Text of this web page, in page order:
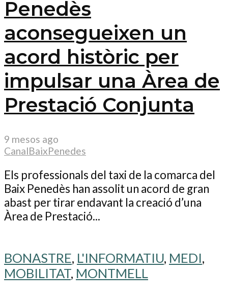
Penedès
aconsegueixen un
acord històric per
impulsar una Àrea de
Prestació Conjunta
9 mesos ago
CanalBaixPenedes
Els professionals del taxi de la comarca del
Baix Penedès han assolit un acord de gran
abast per tirar endavant la creació d’una
Àrea de Prestació...
BONASTRE, L'INFORMATIU, MEDI,
MOBILITAT, MONTMELL